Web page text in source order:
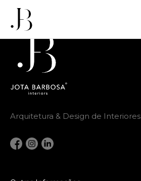
Arquitetura & Design de Interiores